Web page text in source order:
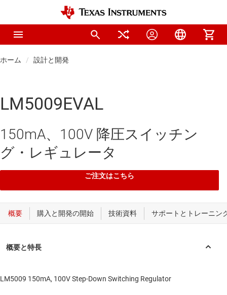
ホーム 設計と開発
LM5009EVAL
150mA、100V 降圧スイッチン
グ・レギュレータ
ご注文はこちら
LM5009 150mA, 100V Step-Down Switching Regulator